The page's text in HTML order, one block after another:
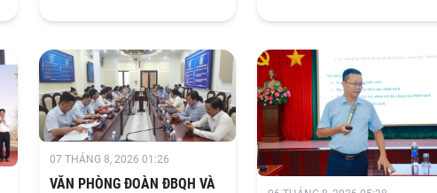
Trung ương Đảng khóa XIV. Hội
tiếp kết hợp trực tuyến.
buộc của đội ngũ cán bộ trong
07 THÁNG 8, 2026 01:26
VĂN PHÒNG ĐOÀN ĐBQH VÀ